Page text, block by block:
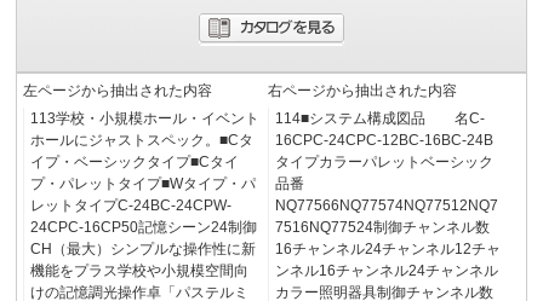
左ページから抽出された内容
113学校・小規模ホール・イベント
ホールにジャストスペック。■Cタ
イプ・ベーシックタイプ■Cタイ
プ・パレットタイプ■Wタイプ・パ
レットタイプC-24BC-24CPW-
24CPC-16CP50記憶シーン24制御
CH（最大）シンプルな操作性に新
機能をプラス学校や小規模空間向
けの記憶調光操作卓「パステルミ
右ページから抽出された内容
114■システム構成図品 名C-
16CPC-24CPC-12BC-16BC-24B
タイプカラーパレットベーシック
品番
NQ77566NQ77574NQ77512NQ7
7516NQ77524制御チャンネル数
16チャンネル24チャンネル12チャ
ンネル16チャンネル24チャンネル
カラー照明器具制御チャンネル数